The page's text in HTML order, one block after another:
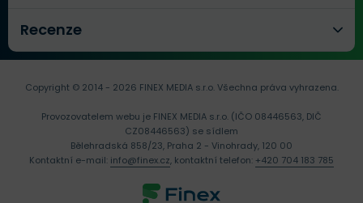
Recenze
Copyright © 2014 - 2026 FINEX MEDIA s.r.o.Všechna práva vyhrazena.
Provozovatelem webu je FINEX MEDIA s.r.o. (IČO 08446563, DIČ
CZ08446563) se sídlem
Bělehradská 858/23, Praha 2 - Vinohrady, 120 00
Kontaktní e-mail: info@finex.cz, kontaktní telefon: +420 704 183 785